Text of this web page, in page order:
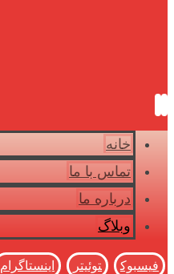
خانه
تماس با ما
درباره ما
وبلاگ
فیسبوک توئیتر اینستاگرام